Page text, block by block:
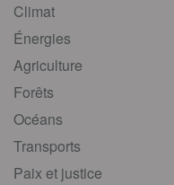
Climat
Énergies
Agriculture
Forêts
Océans
Transports
Paix et justice